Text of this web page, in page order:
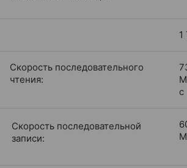
1
Скорость последовательного
чтения:
с
Скорость последовательной
записи: